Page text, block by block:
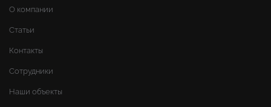
О компании
Статьи
Контакты
Сотрудники
Наши объекты